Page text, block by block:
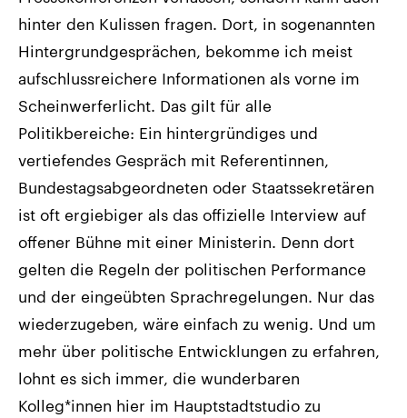
hinter den Kulissen fragen. Dort, in sogenannten
Hintergrundgesprächen, bekomme ich meist
aufschlussreichere Informationen als vorne im
Scheinwerferlicht. Das gilt für alle
Politikbereiche: Ein hintergründiges und
vertiefendes Gespräch mit Referentinnen,
Bundestagsabgeordneten oder Staatssekretären
ist oft ergiebiger als das offizielle Interview auf
offener Bühne mit einer Ministerin. Denn dort
gelten die Regeln der politischen Performance
und der eingeübten Sprachregelungen. Nur das
wiederzugeben, wäre einfach zu wenig. Und um
mehr über politische Entwicklungen zu erfahren,
lohnt es sich immer, die wunderbaren
Kolleg*innen hier im Hauptstadtstudio zu